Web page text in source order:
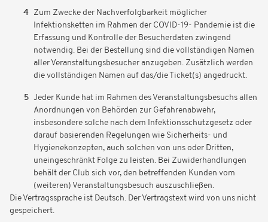
Zum Zwecke der Nachverfolgbarkeit möglicher
Infektionsketten im Rahmen der COVID-19- Pandemie ist die
Erfassung und Kontrolle der Besucherdaten zwingend
notwendig. Bei der Bestellung sind die vollständigen Namen
aller Veranstaltungsbesucher anzugeben. Zusätzlich werden
die vollständigen Namen auf das/die Ticket(s) angedruckt.
Jeder Kunde hat im Rahmen des Veranstaltungsbesuchs allen
Anordnungen von Behörden zur Gefahrenabwehr,
insbesondere solche nach dem Infektionsschutzgesetz oder
darauf basierenden Regelungen wie Sicherheits- und
Hygienekonzepten, auch solchen von uns oder Dritten,
uneingeschränkt Folge zu leisten. Bei Zuwiderhandlungen
behält der Club sich vor, den betreffenden Kunden vom
(weiteren) Veranstaltungsbesuch auszuschließen.
Die Vertragssprache ist Deutsch. Der Vertragstext wird von uns nicht
gespeichert.